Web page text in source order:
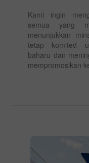
Kami ingin
semua yang
menunjukkan
tetap komited
baharu dan
mempromosikan